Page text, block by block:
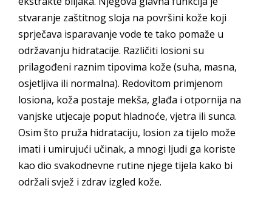
stvaranje zaštitnog sloja na površini kože koji
sprječava isparavanje vode te tako pomaže u
održavanju hidratacije. Različiti losioni su
prilagođeni raznim tipovima kože (suha, masna,
osjetljiva ili normalna). Redovitom primjenom
losiona, koža postaje mekša, glađa i otpornija na
vanjske utjecaje poput hladnoće, vjetra ili sunca.
Osim što pruža hidrataciju, losion za tijelo može
imati i umirujući učinak, a mnogi ljudi ga koriste
kao dio svakodnevne rutine njege tijela kako bi
održali svjež i zdrav izgled kože.